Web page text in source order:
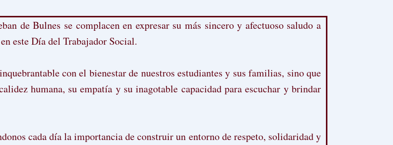
de Bulnes se complacen en expresar su más sincero y afectuoso saludo a
este Día del Trabajador Social.
con el bienestar de nuestros estudiantes y sus familias, sino que
humana, su empatía y su inagotable capacidad para escuchar y brindar
cada día la importancia de construir un entorno de respeto, solidaridad y